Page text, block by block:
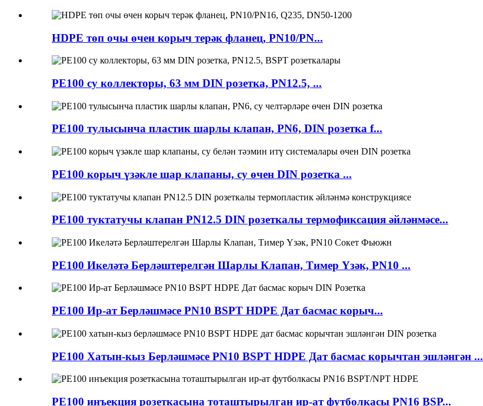
HDPE төп очы өчен корыч терәк фланец, PN10/PN...
PE100 су коллекторы, 63 мм DIN розетка, PN12.5, ...
PE100 тулысынча пластик шарлы клапан, PN6, DIN розетка f...
PE100 корыч үзәкле шар клапаны, су өчен DIN розетка ...
PE100 туктатучы клапан PN12.5 DIN розеткалы термофиксация әйләнмәсе...
PE100 Икеләтә Берләштерелгән Шарлы Клапан, Тимер Үзәк, PN10 ...
PE100 Ир-ат Берләшмәсе PN10 BSPT HDPE Дат басмас корыч...
PE100 Хатын-кыз Берләшмәсе PN10 BSPT HDPE Дат басмас корычтан эшләнгән ...
PE100 инъекция розеткасына тоташтырылган ир-ат футболкасы PN16 BSP...